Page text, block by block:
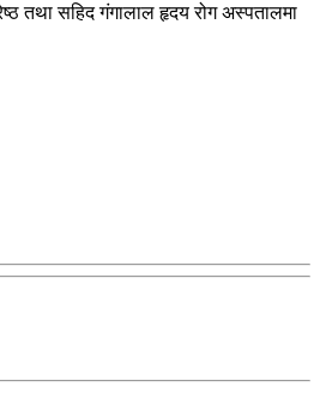
तथा सहिद गंगालाल हृदय रोग अस्पतालमा